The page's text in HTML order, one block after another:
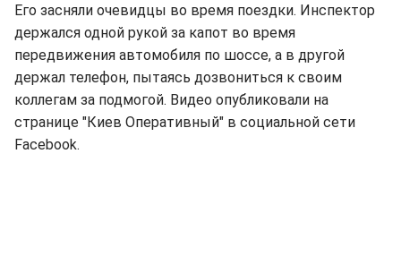
Его засняли очевидцы во время поездки. Инспектор
держался одной рукой за капот во время
передвижения автомобиля по шоссе, а в другой
держал телефон, пытаясь дозвониться к своим
коллегам за подмогой. Видео опубликовали на
странице "Киев Оперативный" в социальной сети
Facebook.